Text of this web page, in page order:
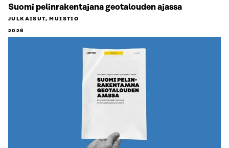
Suomi pelinrakentajana geotalouden ajassa
JULKAISUT, MUISTIO
2026